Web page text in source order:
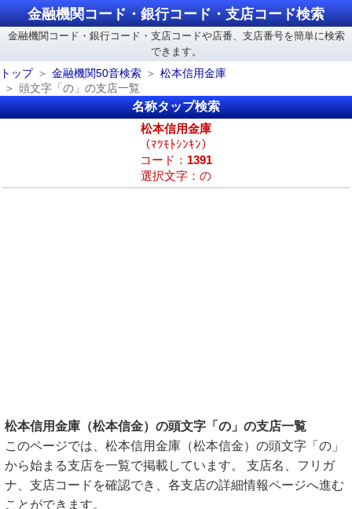
金融機関コード・銀行コード・支店コード検索
金融機関コード・銀行コード・支店コードや店番、支店番号を簡単に検索
できます。
トップ
金融機関50音検索
松本信用金庫
頭文字「の」の支店一覧
名称タップ検索
松本信用金庫
（ﾏﾂﾓﾄｼﾝｷﾝ）
コード： 1391
選択文字：の
松本信用金庫（松本信金）の頭文字「の」の支店一覧
このページでは、松本信用金庫（松本信金）の頭文字「の」
から始まる支店を一覧で掲載しています。 支店名、フリガ
ナ、支店コードを確認でき、各支店の詳細情報ページへ進む
ことができます。